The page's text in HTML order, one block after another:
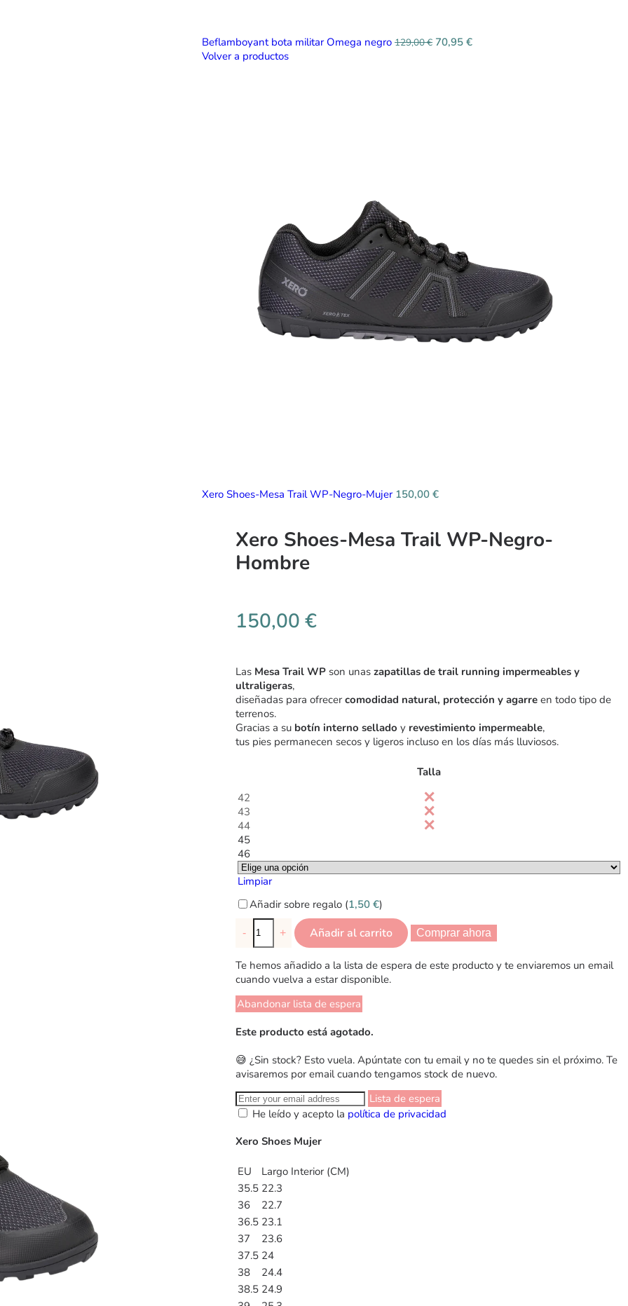
Beflamboyant bota militar Omega negro 129,00€ 70,95 €
Volver a productos
Xero Shoes-Mesa Trail WP-Negro-Mujer 150,00 €
Xero Shoes-Mesa Trail WP-Negro-
Hombre
150,00 €
Las Mesa Trail WPson unas zapatillas de trail running impermeables y
ultraligeras,
diseñadas para ofrecer comodidad natural, protección y agarreen todo tipo de
terrenos.
Gracias a su botín interno sellado y revestimiento impermeable,
tus pies permanecen secos y ligeros incluso en los días más lluviosos.
Talla
42
43
44
45
46
Limpiar
Añadir sobre regalo (1,50 €)
- + Añadir al carrito Comprar ahora
Te hemos añadido a la lista de espera de este producto y te enviaremos un email
cuando vuelva a estar disponible.
Abandonar lista de espera
Este producto está agotado.
😅 ¿Sin stock? Esto vuela. Apúntate con tu email y no te quedes sin el próximo. Te
avisaremos por email cuando tengamos stock de nuevo.
Lista de espera
He leído y acepto la política de privacidad
Xero Shoes Mujer
EU
Largo Interior (CM)
35.5 22.3
36
22.7
36.5 23.1
37
23.6
37.5 24
38
24.4
38.5 24.9